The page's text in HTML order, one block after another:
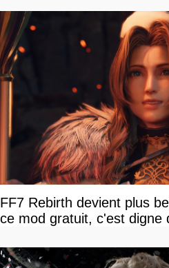
FF7 Rebirth devient plus
ce mod gratuit, c'est digne